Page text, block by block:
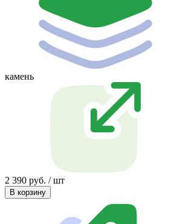
камень
2 390 руб. / шт
В корзину